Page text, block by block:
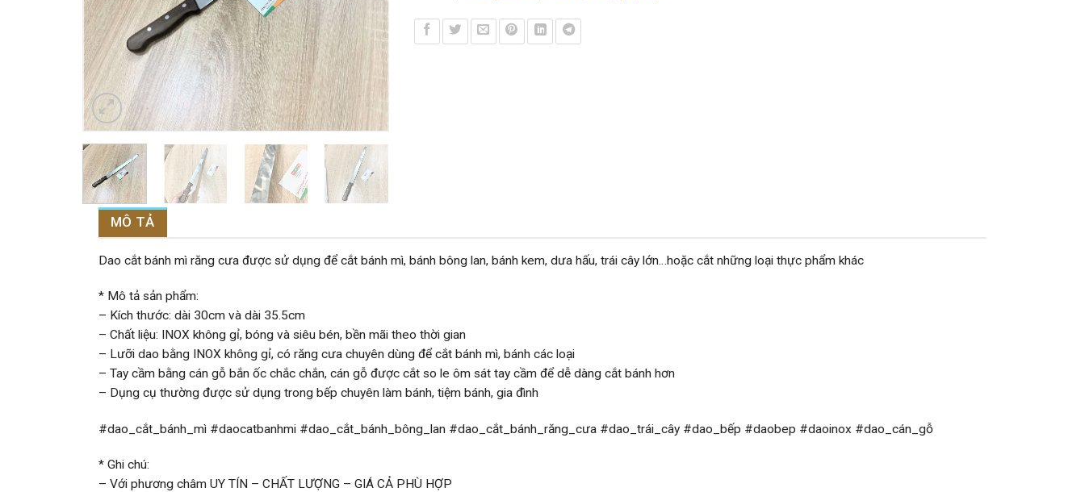
MÔ TẢ
Dao cắt bánh mì răng cưa được sử dụng để cắt bánh mì, bánh bông lan, bánh kem, dưa hấu, trái cây lớn…hoặc cắt những loại thực phẩm khác
* Mô tả sản phẩm:
– Kích thước: dài 30cm và dài 35.5cm
– Chất liệu: INOX không gỉ, bóng và siêu bén, bền mãi theo thời gian
– Lưỡi dao bằng INOX không gỉ, có răng cưa chuyên dùng để cắt bánh mì, bánh các loại
– Tay cầm bằng cán gỗ bắn ốc chắc chắn, cán gỗ được cắt so le ôm sát tay cầm để dễ dàng cắt bánh hơn
– Dụng cụ thường được sử dụng trong bếp chuyên làm bánh, tiệm bánh, gia đình
#dao_cắt_bánh_mì #daocatbanhmi #dao_cắt_bánh_bông_lan #dao_cắt_bánh_răng_cưa #dao_trái_cây #dao_bếp #daobep #daoinox #dao_cán_gỗ
* Ghi chú:
– Với phương châm UY TÍN – CHẤT LƯỢNG – GIÁ CẢ PHÙ HỢP